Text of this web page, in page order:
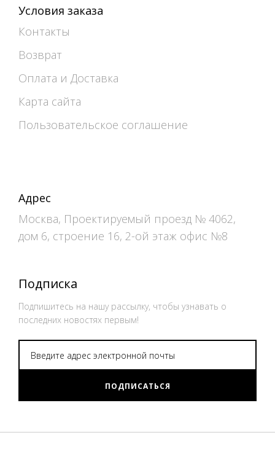
Условия заказа
Контакты
Возврат
Оплата и Доставка
Карта сайта
Пользовательское соглашение
Адрес
Москва, Проектируемый проезд № 4062,
дом 6, строение 16, 2-ой этаж офис №8
Подписка
Подпишитесь на нашу рассылку, чтобы узнавать о
последних новостях первым!
ПОДПИСАТЬСЯ